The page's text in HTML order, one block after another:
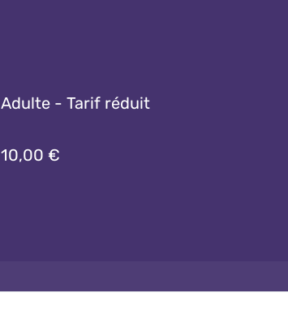
Adulte - Tarif réduit
10,00 €